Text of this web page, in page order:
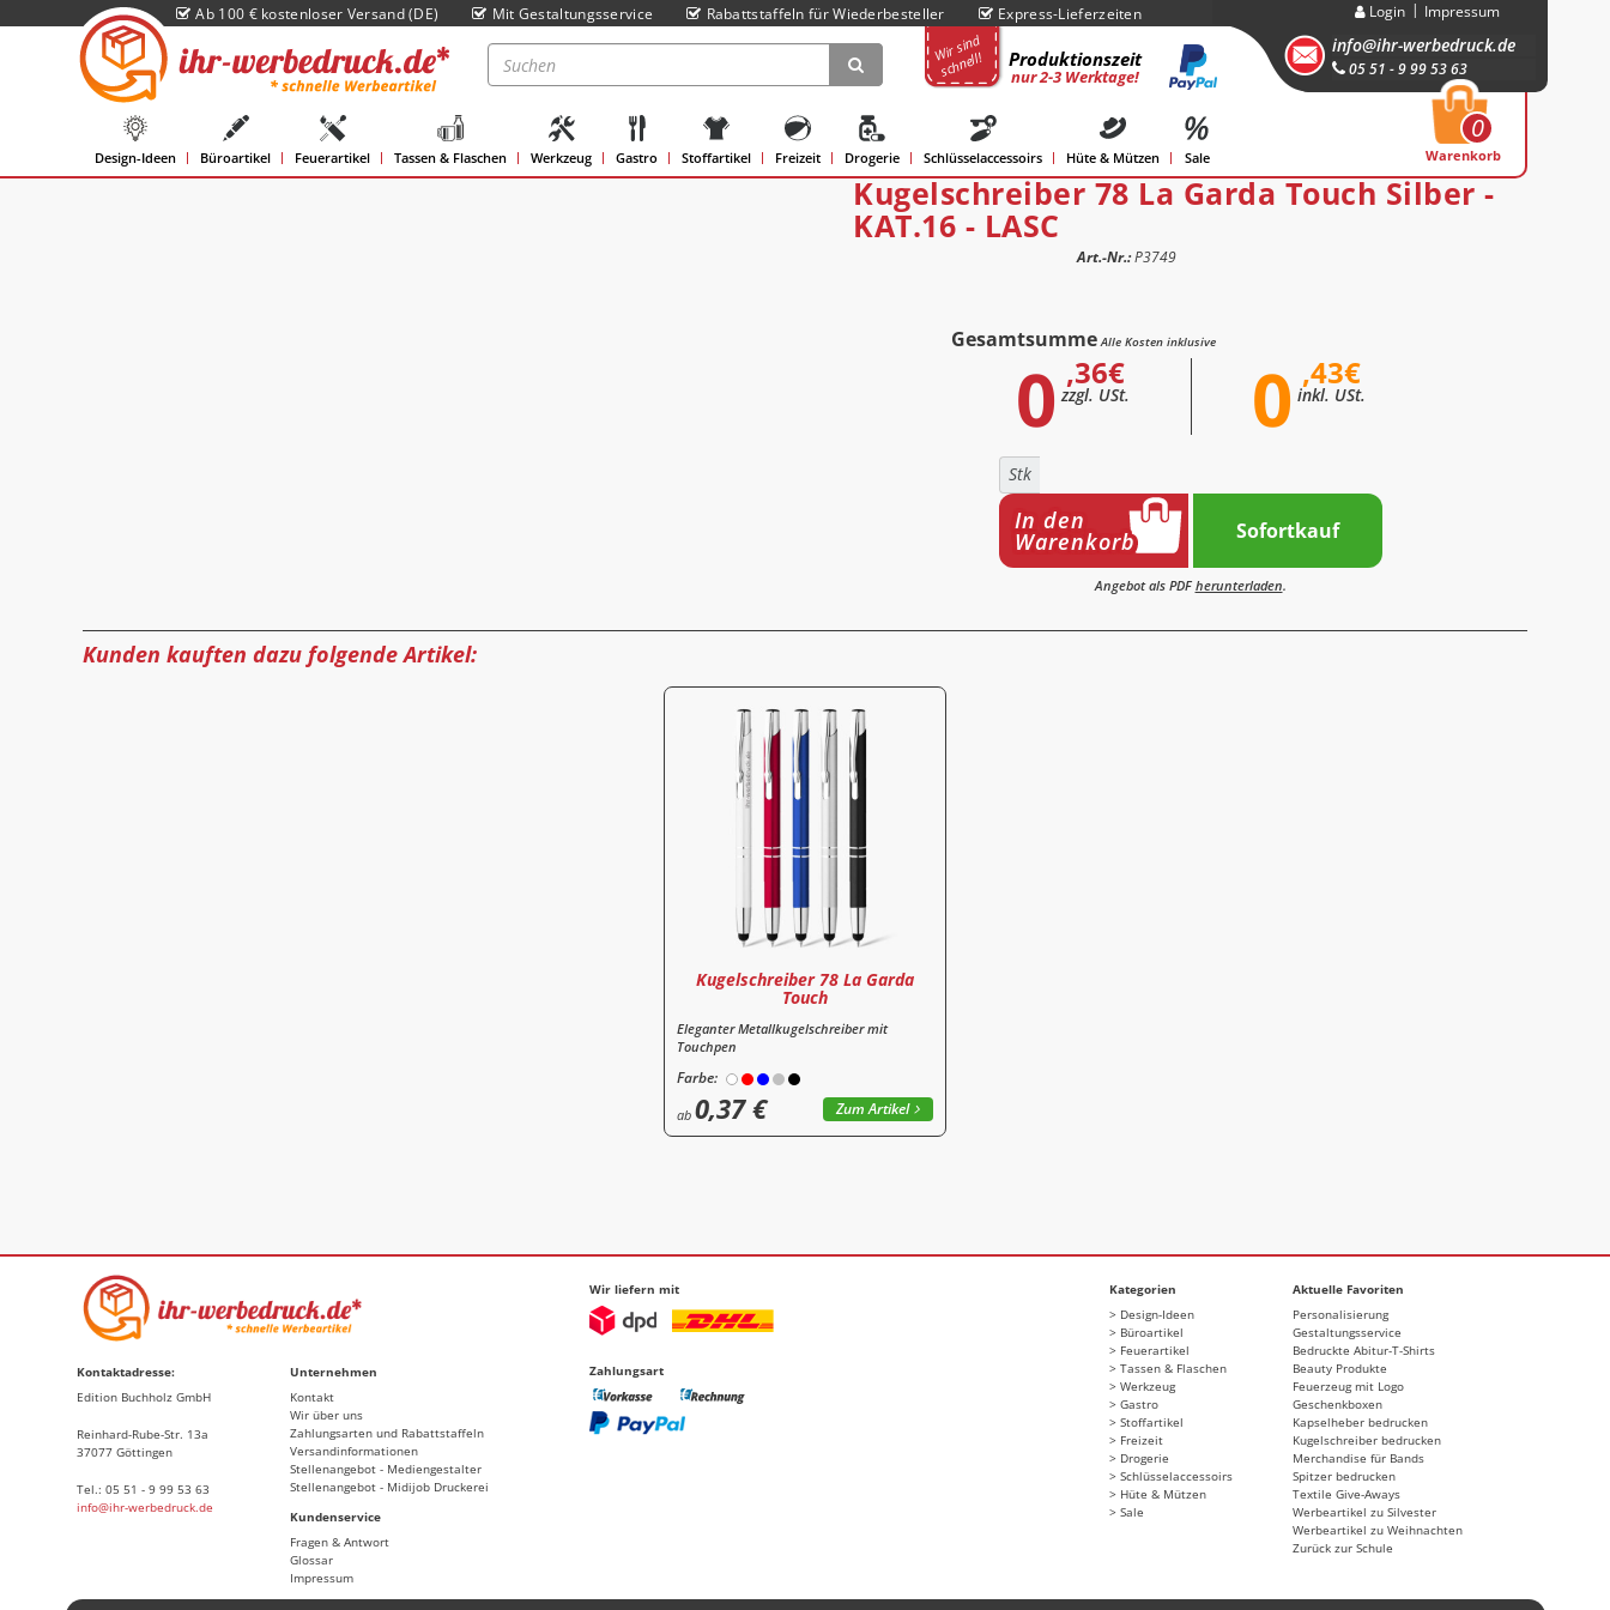
Ab 100 € kostenloser Versand (DE) Mit Gestaltungsservice Rabattstaffeln für Wiederbesteller Express-Lieferzeiten Login Impressum
info@ihr-werbedruck.de
05 51 - 9 99 53 63
0
Warenkorb
Wir sind
schnell! Produktionszeit
nur 2-3 Werktage!
Design-Ideen Büroartikel Feuerartikel Tassen & Flaschen Werkzeug Gastro Stoffartikel Freizeit Drogerie Schlüsselaccessoirs Hüte & Mützen Sale
Kugelschreiber 78 La Garda Touch Silber -
KAT.16 - LASC
Art.-Nr.:P3749
GesamtsummeAlle Kosten inklusive
0 ,36€
zzgl. USt. 0 ,43€
inkl. USt.
Stk
In den
Warenkorb Sofortkauf
Angebot als PDF herunterladen.
Kunden kauften dazu folgende Artikel:
Kugelschreiber 78 La Garda
Touch
Eleganter Metallkugelschreiber mit
Touchpen
Farbe:
ab 0,37 € Zum Artikel
Kontaktadresse:
Edition Buchholz GmbH
Reinhard-Rube-Str. 13a
37077 Göttingen
Tel.: 05 51 - 9 99 53 63
info@ihr-werbedruck.de
Unternehmen
Kontakt
Wir über uns
Zahlungsarten und Rabattstaffeln
Versandinformationen
Stellenangebot - Mediengestalter
Stellenangebot - Midijob Druckerei
Kundenservice
Fragen & Antwort
Glossar
Impressum
Wir liefern mit
Zahlungsart
Kategorien
Design-Ideen
Büroartikel
Feuerartikel
Tassen & Flaschen
Werkzeug
Gastro
Stoffartikel
Freizeit
Drogerie
Schlüsselaccessoirs
Hüte & Mützen
Sale
Aktuelle Favoriten
Personalisierung
Gestaltungsservice
Bedruckte Abitur-T-Shirts
Beauty Produkte
Feuerzeug mit Logo
Geschenkboxen
Kapselheber bedrucken
Kugelschreiber bedrucken
Merchandise für Bands
Spitzer bedrucken
Textile Give-Aways
Werbeartikel zu Silvester
Werbeartikel zu Weihnachten
Zurück zur Schule